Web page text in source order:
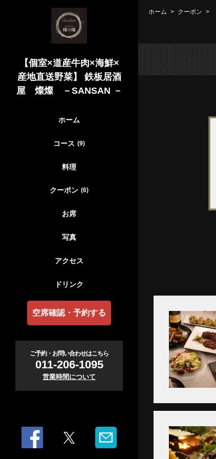
【個室×道産牛肉×海鮮×
産地直送野菜】 鉄板居酒
屋 燦燦 －SANSAN －
ホーム
コース (9)
料理
クーポン (6)
お席
写真
アクセス
ドリンク
空席確認・予約する
ご予約・お問い合わせはこちら
011-206-1095
営業時間について
ホーム クーポン